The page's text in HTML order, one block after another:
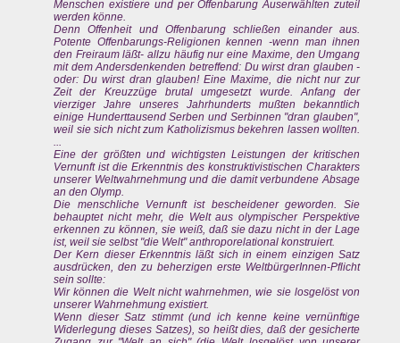
Menschen existiere und per Offenbarung Auserwählten zuteil
werden könne.
Denn Offenheit und Offenbarung schließen einander aus.
Potente Offenbarungs-Religionen kennen -wenn man ihnen
den Freiraum läßt- allzu häufig nur eine Maxime, den Umgang
mit dem Andersdenkenden betreffend: Du wirst dran glauben -
oder: Du wirst dran glauben! Eine Maxime, die nicht nur zur
Zeit der Kreuzzüge brutal umgesetzt wurde. Anfang der
vierziger Jahre unseres Jahrhunderts mußten bekanntlich
einige Hunderttausend Serben und Serbinnen "dran glauben",
weil sie sich nicht zum Katholizismus bekehren lassen wollten.
...
Eine der größten und wichtigsten Leistungen der kritischen
Vernunft ist die Erkenntnis des konstruktivistischen Charakters
unserer Weltwahrnehmung und die damit verbundene Absage
an den Olymp.
Die menschliche Vernunft ist bescheidener geworden. Sie
behauptet nicht mehr, die Welt aus olympischer Perspektive
erkennen zu können, sie weiß, daß sie dazu nicht in der Lage
ist, weil sie selbst "die Welt" anthroporelational konstruiert.
Der Kern dieser Erkenntnis läßt sich in einem einzigen Satz
ausdrücken, den zu beherzigen erste WeltbürgerInnen-Pflicht
sein sollte:
Wir können die Welt nicht wahrnehmen, wie sie losgelöst von
unserer Wahrnehmung existiert.
Wenn dieser Satz stimmt (und ich kenne keine vernünftige
Widerlegung dieses Satzes), so heißt dies, daß der gesicherte